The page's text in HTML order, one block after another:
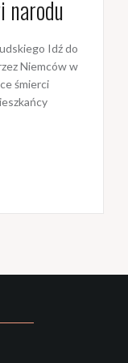
narodu
Idź do
Niemców w
śmierci